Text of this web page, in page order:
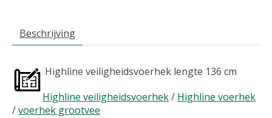
Beschrijving
Highline veiligheidsvoerhek lengte 136 cm
Highline veiligheidsvoerhek/ Highline voerhek
/voerhek grootvee